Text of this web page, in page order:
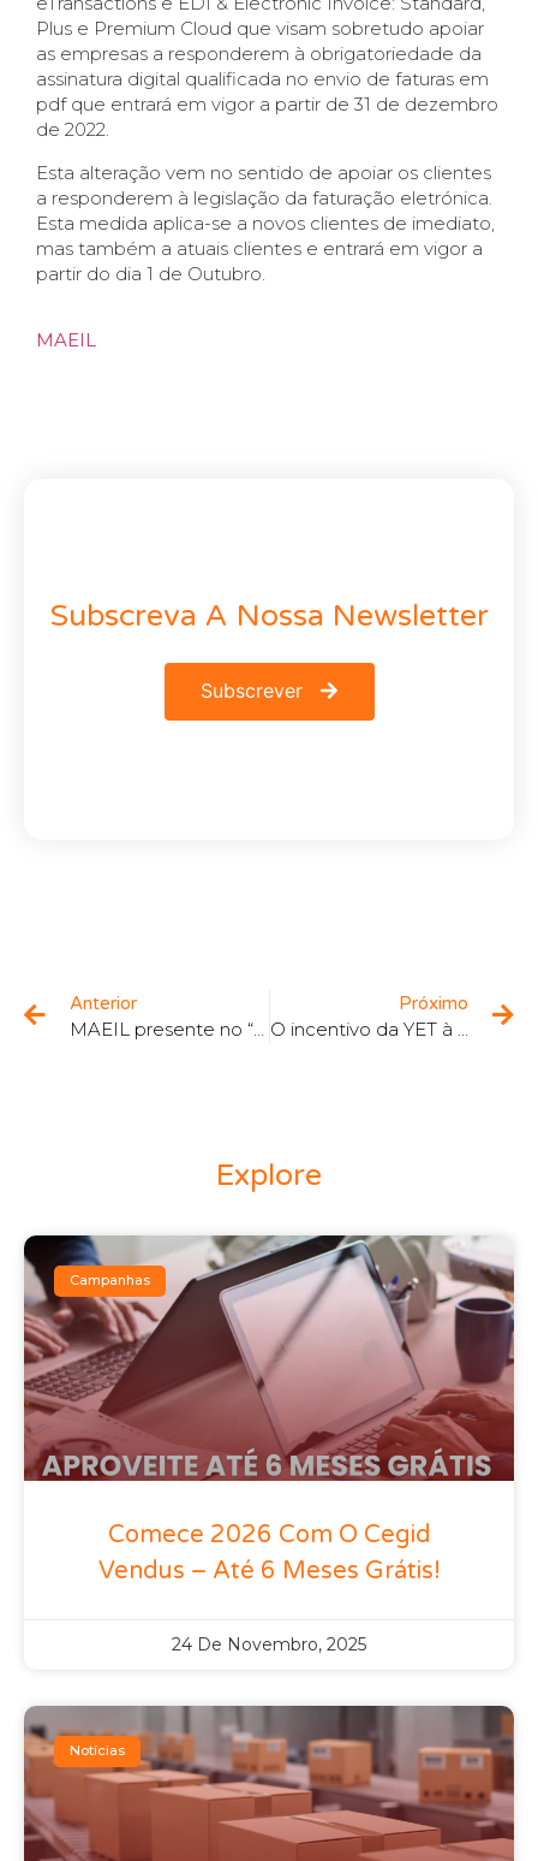
Plus e Premium Cloud que visam sobretudo apoiar
as empresas a responderem à obrigatoriedade da
assinatura digital qualificada no envio de faturas em
pdf que entrará em vigor a partir de 31 de dezembro
de 2022.
Esta alteração vem no sentido de apoiar os clientes
a responderem à legislação da faturação eletrónica.
Esta medida aplica-se a novos clientes de imediato,
mas também a atuais clientes e entrará em vigor a
partir do dia 1 de Outubro.
MAEIL
Subscreva A Nossa Newsletter
Subscrever
Anterior Próximo
Explore
Campanhas
Comece 2026 Com O Cegid
Vendus – Até 6 Meses Grátis!
24 De Novembro, 2025
Notícias